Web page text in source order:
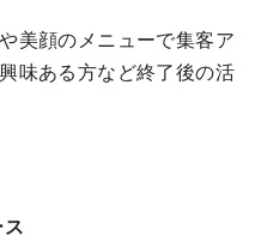
美顔のメニューで集客ア
味ある方など終了後の活